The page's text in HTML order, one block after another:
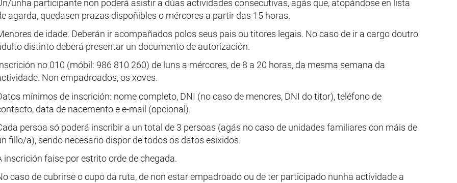
unha participante non poderá asistir a dúas actividades consecutivas, agás que, atopándose en lista
agarda, quedasen prazas dispoñibles o mércores a partir das 15 horas.
de idade. Deberán ir acompañados polos seus pais ou titores legais. No caso de ir a cargo doutro
distinto deberá presentar un documento de autorización.
no 010 (móbil: 986 810 260) de luns a mércores, de 8 a 20 horas, da mesma semana da
Non empadroados, os xoves.
mínimos de inscrición: nome completo, DNI (no caso de menores, DNI do titor), teléfono de
data de nacemento e e-mail (opcional).
persoa só poderá inscribir a un total de 3 persoas (agás no caso de unidades familiares con máis de
fillo/a), sendo necesario dispor de todos os datos esixidos.
inscrición faise por estrito orde de chegada.
caso de cubrirse o cupo da ruta, de non estar empadroado ou de ter participado nunha actividade a